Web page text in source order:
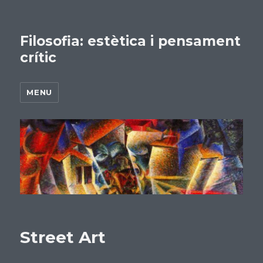
Filosofia: estètica i pensament
crític
MENU
Street Art